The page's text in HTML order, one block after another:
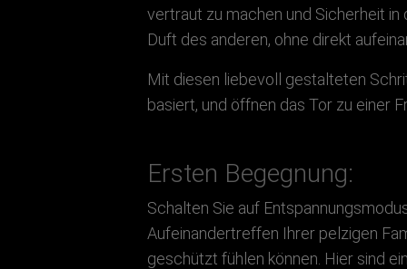
vertraut zu machen und Sicherheit
Duft des anderen, ohne direkt
Mit diesen liebevoll gestalteten
basiert, und öffnen das Tor zu einer
Ersten Begegnung:
Schalten Sie auf
Aufeinandertreffen Ihrer pelzigen
geschützt fühlen können. Hier sind